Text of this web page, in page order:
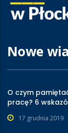
Nowe
O czym
pracę? 6
17 grudnia 2019